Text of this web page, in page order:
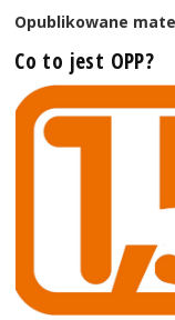
Opublikowane
Co to jest OPP?